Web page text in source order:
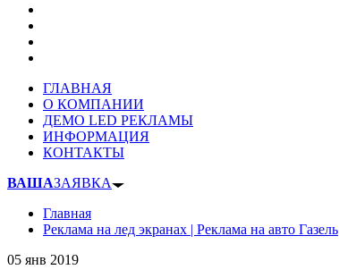
ГЛАВНАЯ
О КОМПАНИИ
ДЕМО LED РЕКЛАМЫ
ИНФОРМАЦИЯ
КОНТАКТЫ
ВАШАЗАЯВКА
Главная
Реклама на лед экранах | Реклама на авто Газель
05 янв 2019